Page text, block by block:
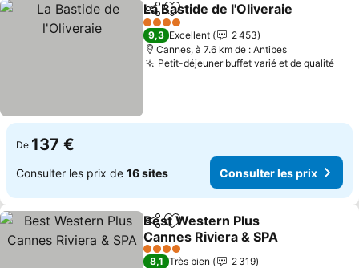
PartagerAjouter à mes favoris
La Bastide de l'Oliveraie
4 Étoiles
9,3 Excellent
2 453
Cannes, à 7.6 km de : Antibes
Petit-déjeuner buffet varié et de qualité
De 137 €
Consulter les prix de 16 sites Consulter les prix
PartagerAjouter à mes favoris
Best Western Plus
Cannes Riviera & SPA
Consulter les prix
4 Étoiles
8,1 Très bien
2 319